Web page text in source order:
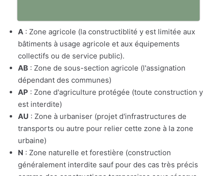
A : Zone agricole (la constructiblité y est limitée aux
bâtiments à usage agricole et aux équipements
collectifs ou de service public).
AB : Zone de sous-section agricole (l'assignation
dépendant des communes)
AP : Zone d'agriculture protégée (toute construction y
est interdite)
AU : Zone à urbaniser (projet d'infrastructures de
transports ou autre pour relier cette zone à la zone
urbaine)
N : Zone naturelle et forestière (construction
généralement interdite sauf pour des cas très précis